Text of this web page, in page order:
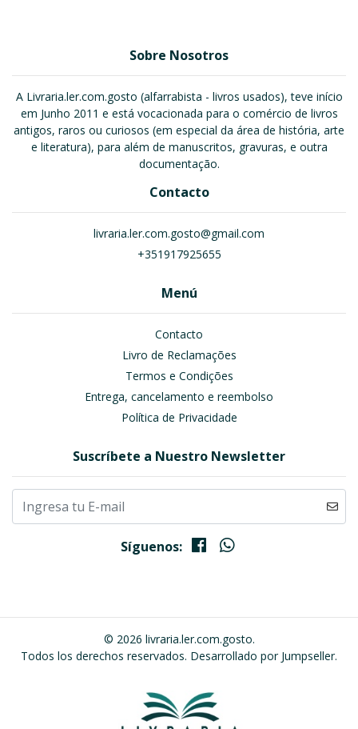
Sobre Nosotros
A Livraria.ler.com.gosto (alfarrabista - livros usados), teve início
em Junho 2011 e está vocacionada para o comércio de livros
antigos, raros ou curiosos (em especial da área de história, arte
e literatura), para além de manuscritos, gravuras, e outra
documentação.
Contacto
livraria.ler.com.gosto@gmail.com
+351917925655
Menú
Contacto
Livro de Reclamações
Termos e Condições
Entrega, cancelamento e reembolso
Política de Privacidade
Suscríbete a Nuestro Newsletter
Síguenos:
© 2026 livraria.ler.com.gosto.
Todos los derechos reservados. Desarrollado por Jumpseller.